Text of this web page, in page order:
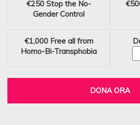
€250 Stop the No-
Gender Control
€1,000 Free all from
Homo-Bi-Transphobia
DONA ORA